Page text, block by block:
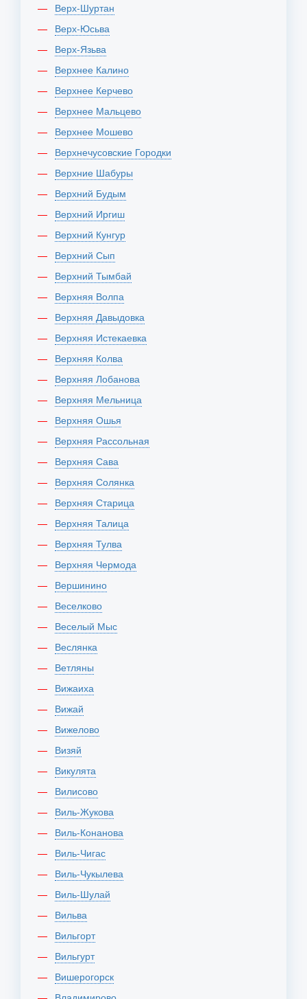
Верх-Шуртан
Верх-Юсьва
Верх-Язьва
Верхнее Калино
Верхнее Керчево
Верхнее Мальцево
Верхнее Мошево
Верхнечусовские Городки
Верхние Шабуры
Верхний Будым
Верхний Иргиш
Верхний Кунгур
Верхний Сып
Верхний Тымбай
Верхняя Волпа
Верхняя Давыдовка
Верхняя Истекаевка
Верхняя Колва
Верхняя Лобанова
Верхняя Мельница
Верхняя Ошья
Верхняя Рассольная
Верхняя Сава
Верхняя Солянка
Верхняя Старица
Верхняя Талица
Верхняя Тулва
Верхняя Чермода
Вершинино
Веселково
Веселый Мыс
Веслянка
Ветляны
Вижаиха
Вижай
Вижелово
Визяй
Викулята
Вилисово
Виль-Жукова
Виль-Конанова
Виль-Чигас
Виль-Чукылева
Виль-Шулай
Вильва
Вильгорт
Вильгурт
Вишерогорск